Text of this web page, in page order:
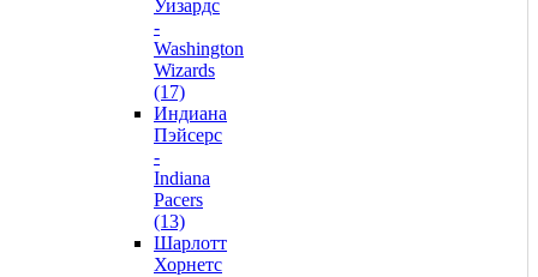
Уизардс
-
Washington
Wizards
(17)
Индиана
Пэйсерс
-
Indiana
Pacers
(13)
Шарлотт
Хорнетс